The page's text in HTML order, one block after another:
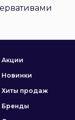
Акции
Новинки
Хиты продаж
Бренды